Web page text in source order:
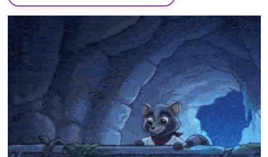
❄
❄
❄
❄
❄
❄
❄